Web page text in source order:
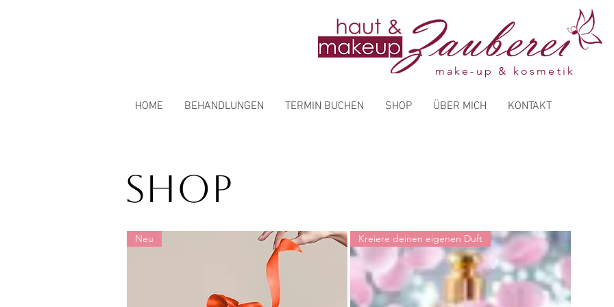
make-up & kosmetik
HOME BEHANDLUNGEN TERMIN BUCHEN SHOP ÜBER MICH KONTAKT
Shop
Neu Kreiere deinen eigenen Duft